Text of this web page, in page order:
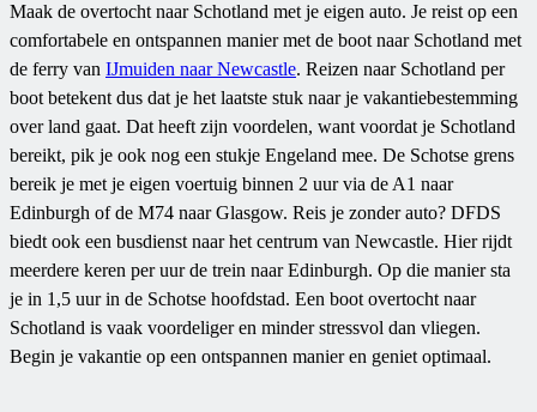
Maak de overtocht naar Schotland met je eigen auto. Je reist op een
comfortabele en ontspannen manier met de boot naar Schotland met
de ferry van IJmuiden naar Newcastle. Reizen naar Schotland per
boot betekent dus dat je het laatste stuk naar je vakantiebestemming
over land gaat. Dat heeft zijn voordelen, want voordat je Schotland
bereikt, pik je ook nog een stukje Engeland mee. De Schotse grens
bereik je met je eigen voertuig binnen 2 uur via de A1 naar
Edinburgh of de M74 naar Glasgow. Reis je zonder auto? DFDS
biedt ook een busdienst naar het centrum van Newcastle. Hier rijdt
meerdere keren per uur de trein naar Edinburgh. Op die manier sta
je in 1,5 uur in de Schotse hoofdstad. Een boot overtocht naar
Schotland is vaak voordeliger en minder stressvol dan vliegen.
Begin je vakantie op een ontspannen manier en geniet optimaal.